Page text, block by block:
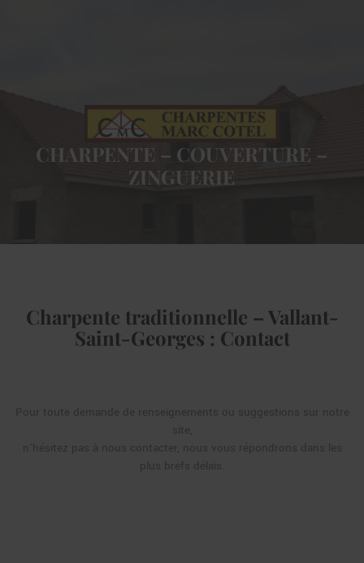
CHARPENTE – COUVERTURE –
ZINGUERIE
Charpente traditionnelle – Vallant-
Saint-Georges : Contact